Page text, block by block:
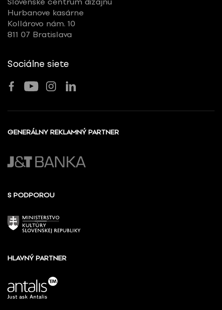
Slovenské centrum dizajnu
Hurbanove kasárne
Kollárovo nám. 10
811 07 Bratislava
Sociálne siete
GENERÁLNY REKLAMNÝ PARTNER
S PODPOROU
HLAVNÝ PARTNER